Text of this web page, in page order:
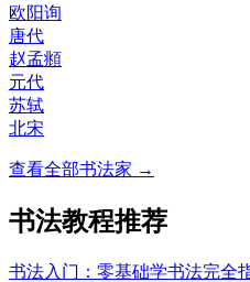
欧阳询
唐代
赵孟頫
元代
苏轼
北宋
查看全部书法家 →
书法教程推荐
书法入门：零基础学书法完全